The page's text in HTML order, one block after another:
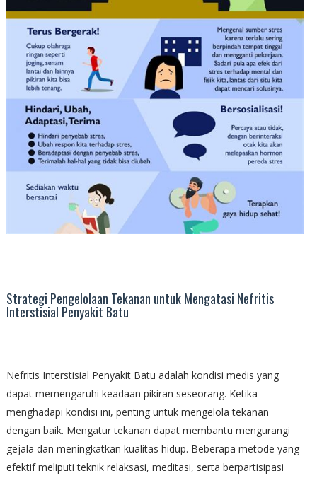
Strategi Pengelolaan Tekanan untuk Mengatasi Nefritis
Interstisial Penyakit Batu
Nefritis Interstisial Penyakit Batu adalah kondisi medis yang
dapat memengaruhi keadaan pikiran seseorang. Ketika
menghadapi kondisi ini, penting untuk mengelola tekanan
dengan baik. Mengatur tekanan dapat membantu mengurangi
gejala dan meningkatkan kualitas hidup. Beberapa metode yang
efektif meliputi teknik relaksasi, meditasi, serta berpartisipasi